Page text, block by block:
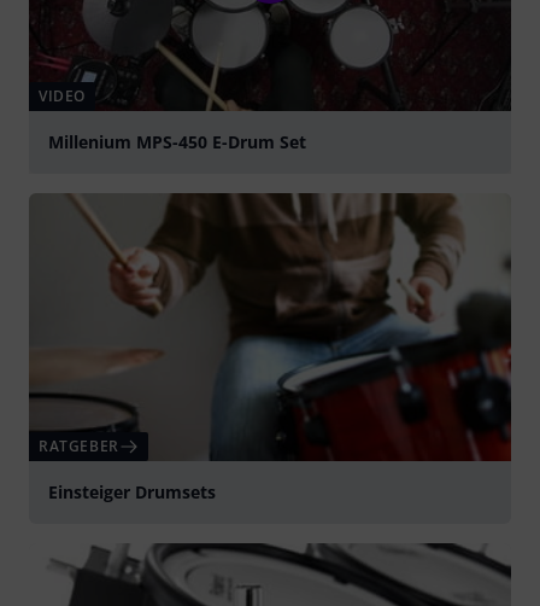
VIDEO
Millenium MPS-450 E-Drum Set
RATGEBER
Einsteiger Drumsets